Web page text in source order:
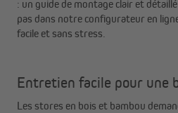
: un guide de montage clair et
pas dans notre configurateur en
facile et sans stress.
Entretien facile pour une
Les stores en bois et bambou